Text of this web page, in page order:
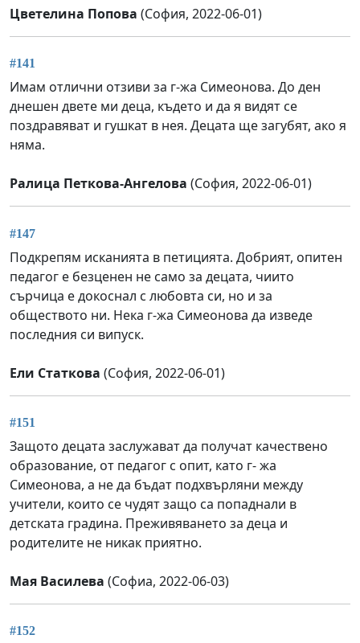
Цветелина Попова (София, 2022-06-01)
#141
Имам отлични отзиви за г-жа Симеонова. До ден
днешен двете ми деца, където и да я видят се
поздравяват и гушкат в нея. Децата ще загубят, ако я
няма.
Ралица Петкова-Ангелова (София, 2022-06-01)
#147
Подкрепям исканията в петицията. Добрият, опитен
педагог е безценен не само за децата, чиито
сърчица е докоснал с любовта си, но и за
обществото ни. Нека г-жа Симеонова да изведе
последния си випуск.
Ели Статкова (София, 2022-06-01)
#151
Защото децата заслужават да получат качествено
образование, от педагог с опит, като г- жа
Симеонова, а не да бъдат подхвърляни между
учители, които се чудят защо са попаднали в
детската градина. Преживяването за деца и
родителите не никак приятно.
Мая Василева (Софиа, 2022-06-03)
#152